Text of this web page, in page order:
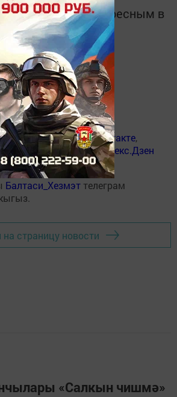
важным и интересным в
Татмедиа
Татарстана в
MАХ:
:ВКонтакте,ВКонтакте,
,Телеграм,Яндекс.Дзен
иң мөһим
Балтаси_Хезмэт телеграм
на страницу новости
«Салкын чишмә»